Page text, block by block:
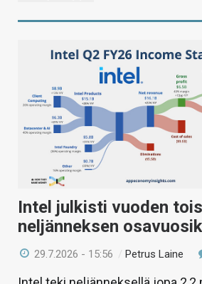
Intel julkisti vuoden
neljänneksen
29.7.2026 - 15:56 / Petrus Laine